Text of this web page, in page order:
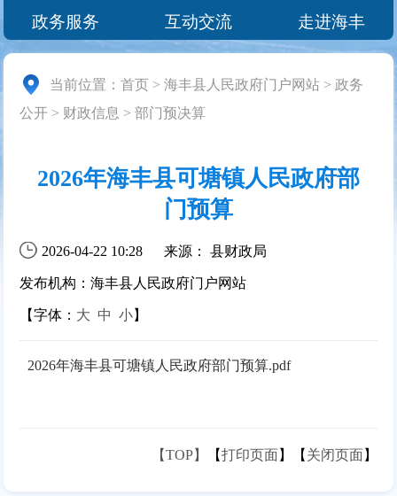
政务服务
互动交流 走进海丰
当前位置：首页 >海丰县人民政府门户网站 >政务
公开 > 财政信息 >部门预决算
2026年海丰县可塘镇人民政府部
门预算
2026-04-22 10:28 来源： 县财政局
发布机构：海丰县人民政府门户网站
【字体： 大 中 小】
2026年海丰县可塘镇人民政府部门预算.pdf
【TOP】 【打印页面】【 关闭页面】